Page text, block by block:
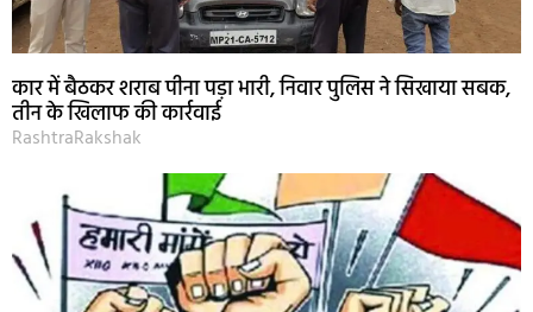
कार में बैठकर शराब पीना पड़ा भारी, निवार पुलिस ने सिखाया सबक,
तीन के खिलाफ की कार्रवाई
RashtraRakshak